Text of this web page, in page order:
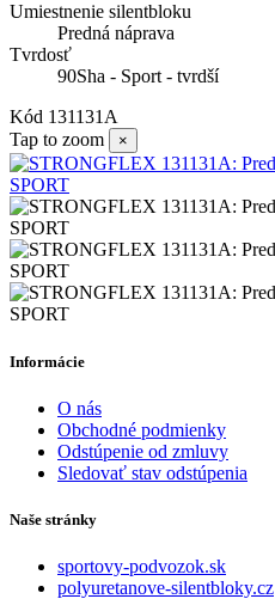
Umiestnenie silentbloku
Predná náprava
Tvrdosť
90Sha - Sport - tvrdší
Kód 131131A
Tap to zoom
×
Informácie
O nás
Obchodné podmienky
Odstúpenie od zmluvy
Sledovať stav odstúpenia
Naše stránky
sportovy-podvozok.sk
polyuretanove-silentbloky.cz